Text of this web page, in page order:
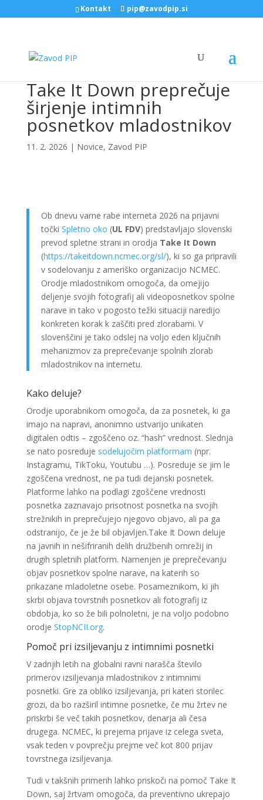
Kontakt pip@zavodpip.si
Take It Down preprečuje
širjenje intimnih
posnetkov mladostnikov
11. 2. 2026 | Novice, Zavod PIP
Ob dnevu varne rabe interneta 2026 na prijavni
točki Spletno oko (UL FDV) predstavljajo slovenski
prevod spletne strani in orodja Take It Down
(https://takeitdown.ncmec.org/sl/), ki so ga pripravili
v sodelovanju z ameriško organizacijo NCMEC.
Orodje mladostnikom omogoča, da omejijo
deljenje svojih fotografij ali videoposnetkov spolne
narave in tako v pogosto težki situaciji naredijo
konkreten korak k zaščiti pred zlorabami. V
slovenščini je tako odslej na voljo eden ključnih
mehanizmov za preprečevanje spolnih zlorab
mladostnikov na internetu.
Kako deluje?
Orodje uporabnikom omogoča, da za posnetek, ki ga
imajo na napravi, anonimno ustvarijo unikaten
digitalen odtis – zgoščeno oz. “hash” vrednost. Slednja
se nato posreduje sodelujočim platformam (npr.
Instagramu, TikToku, Youtubu …). Posreduje se jim le
zgoščena vrednost, ne pa tudi dejanski posnetek.
Platforme lahko na podlagi zgoščene vrednosti
posnetka zaznavajo prisotnost posnetka na svojih
strežnikih in preprečujejo njegovo objavo, ali pa ga
odstranijo, če je že bil objavljen.Take It Down deluje
na javnih in nešifriranih delih družbenih omrežij in
drugih spletnih platform. Namenjen je preprečevanju
objav posnetkov spolne narave, na katerih so
prikazane mladoletne osebe. Posameznikom, ki jih
skrbi objava tovrstnih posnetkov ali fotografij iz
obdobja, ko so že bili polnoletni, je na voljo podobno
orodje StopNCII.org.
Pomoč pri izsiljevanju z intimnimi posnetki
V zadnjih letih na globalni ravni narašča število
primerov izsiljevanja mladostnikov z intimnimi
posnetki. Gre za obliko izsiljevanja, pri kateri storilec
grozi, da bo razširil intimne posnetke, če mu žrtev ne
priskrbi še več takih posnetkov, denarja ali česa
drugega. NCMEC, ki prejema prijave iz celega sveta,
vsak teden v povprečju prejme več kot 800 prijav
tovrstnega izsiljevanja.
Tudi v takšnih primerih lahko priskoči na pomoč Take It
Down, saj žrtvam omogoča, da preventivno ukrepajo